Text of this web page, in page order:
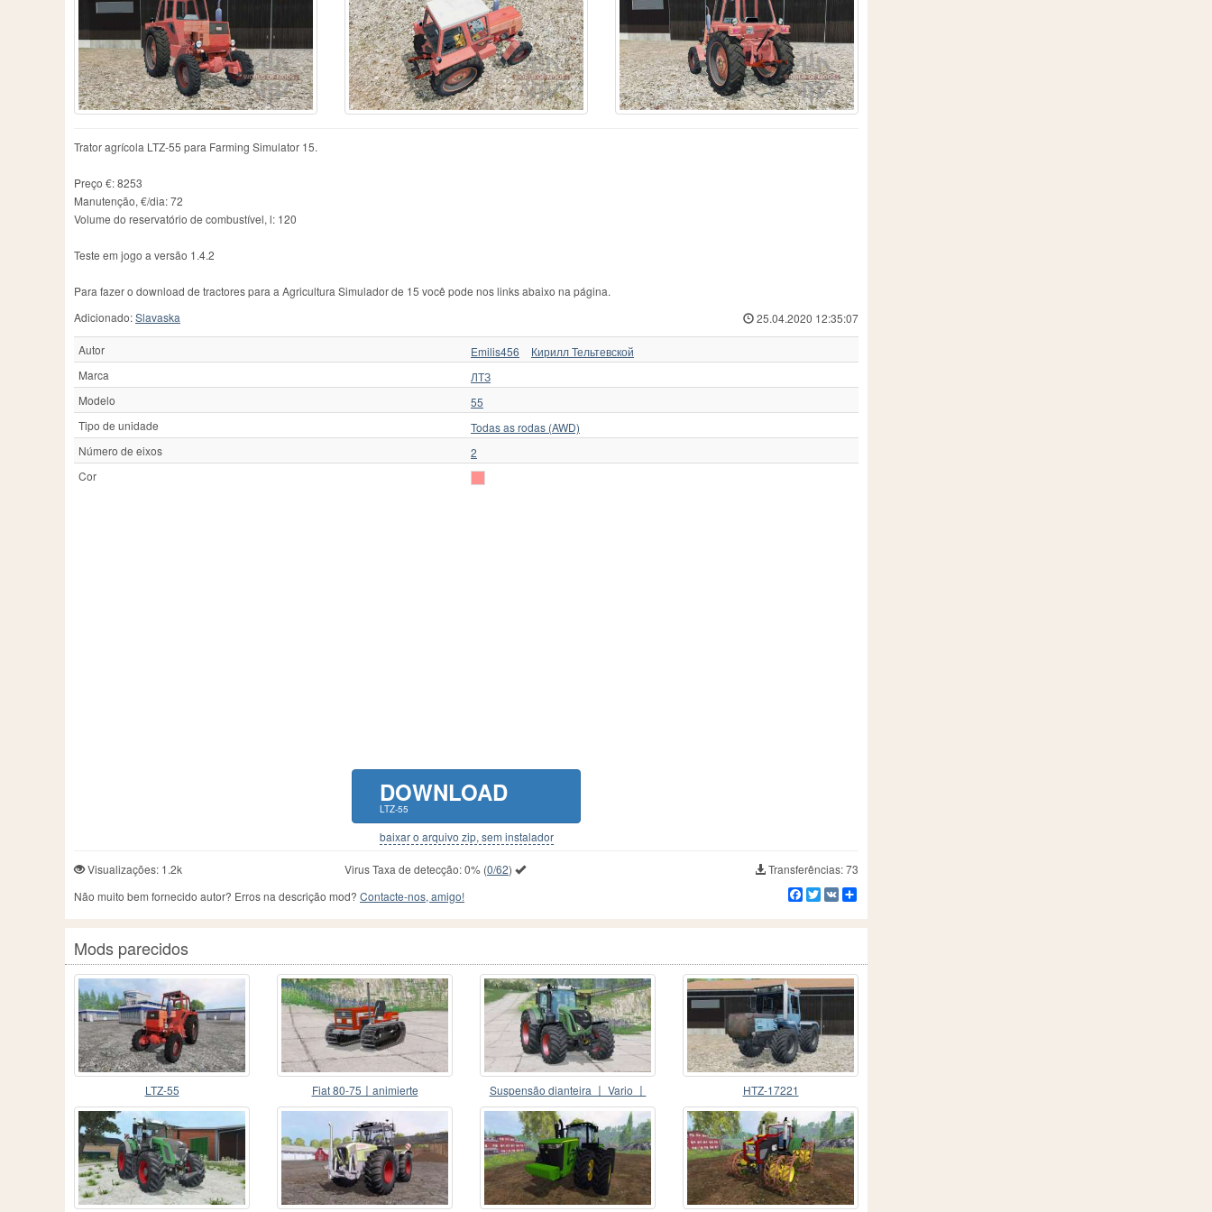
Chamberlain
2
1
Daten
1
David Brown
7
Deutz-Fahr
467
Dutra
6
Ebro
1
Famulus
4
Farming Simulator 15
76
130
1
John Deere
1282
John Deere 6930 Premiꭒm1
John Deere 7830
1
John Deere 7930
1
Kramer
RABA
44
Rakovica
11
Rasant
1
Reform
6
Renault
86
Same
95
Schluter
32
Zetor
Zetor 4011
1
Zetor 16145 Turbo
1
Outro
4
Агромаш
1
Беларус
66
ВМТЗ
3
Т
ТЛТ
1
ТТ
3
ХЗТСШ
2
ХТА
6
ХТЗ
177
ЧЗПТ
1
Trator agrícola LTZ-55 para Farming Simulator 15.
Preço €: 8253
Manutenção, €/dia: 72
Volume do reservatório de combustível, l: 120
Teste em jogo a versão 1.4.2
Para fazer o download de tractores para a Agricultura Simulador de 15 você pode nos links abaixo na página.
Adicionado:Slavaska 25.04.2020 12:35:07
Autor Emilis456
Кирилл Тельтевской
Marca
ЛТЗ
Modelo
55
Tipo de unidade
Todas as rodas (AWD)
Número de eixos
2
Cor
DOWNLOAD
LTZ-55
baixar o arquivo zip, sem instalador
Visualizações: 1.2k Virus Taxa de detecção:0%(0/62)
Transferências: 73
Não muito bem fornecido autor? Erros na descrição mod? Contacte-nos, amigo! Facebook
Twitter
VK
Mods parecidos
LTZ-55
Fiat 80-75〡animierte
auspuffklappe
Suspensão dianteira 〡 Vario 〡
Fendt
HTZ-17221